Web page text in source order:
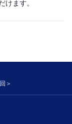
けます。
＞